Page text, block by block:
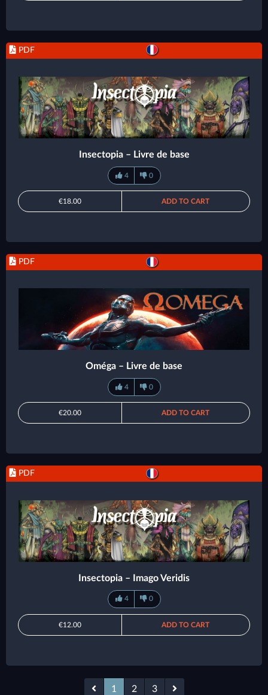
PDF
Insectopia – Livre de base
4 0
€18.00 ADD TO CART
PDF
Oméga – Livre de base
4 0
€20.00 ADD TO CART
PDF
Insectopia – Imago Veridis
4 0
€12.00 ADD TO CART
1 2 3